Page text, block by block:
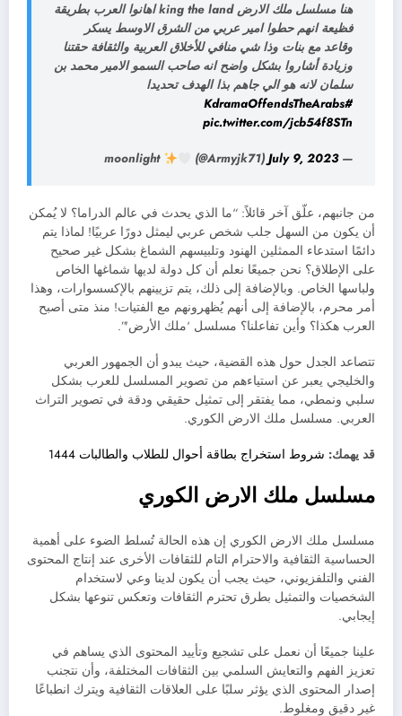
هنا مسلسل ملك الارض king the land اهانوا العرب بطريقة
فظيعة انهم حطوا امير عربي من الشرق الاوسط يسكر
وقاعد مع بنات وذا شي منافي للأخلاق العربية والثقافة حقتنا
وزيادة أشاروا بشكل واضح انه صاحب السمو الامير محمد بن
سلمان لانه هو الي جاهم بذا الهدف تحديدا
#KdramaOffendsTheArabs
pic.twitter.com/jcb54f8STn
— moonlight
(@Armyjk71) July 9, 2023
من جانبهم، علّق آخر قائلاً: “ما الذي يحدث في عالم الدراما؟ لا يُمكن
أن يكون من السهل جلب شخص عربي ليمثل دورًا عربيًا! لماذا يتم
دائمًا استدعاء الممثلين الهنود وتلبيسهم الشماغ بشكل غير صحيح
على الإطلاق؟ نحن جميعًا نعلم أن كل دولة لديها شماغها الخاص
ولباسها الخاص. وبالإضافة إلى ذلك، يتم تزيينهم بالإكسسوارات، وهذا
أمر محرم، بالإضافة إلى أنهم يُظهرونهم مع الفتيات! منذ متى أصبح
العرب هكذا؟ وأين تفاعلنا؟ مسلسل ‘ملك الأرض'”.
تتصاعد الجدل حول هذه القضية، حيث يبدو أن الجمهور العربي
والخليجي يعبر عن استياءهم من تصوير المسلسل للعرب بشكل
سلبي ونمطي، مما يفتقر إلى تمثيل حقيقي ودقة في تصوير التراث
العربي. مسلسل ملك الارض الكوري.
قد يهمك: شروط استخراج بطاقة أحوال للطلاب والطالبات 1444
مسلسل ملك الارض الكوري
مسلسل ملك الارض الكوري إن هذه الحالة تُسلط الضوء على أهمية
الحساسية الثقافية والاحترام التام للثقافات الأخرى عند إنتاج المحتوى
الفني والتلفزيوني، حيث يجب أن يكون لدينا وعي لاستخدام
الشخصيات والتمثيل بطرق تحترم الثقافات وتعكس تنوعها بشكل
إيجابي.
علينا جميعًا أن نعمل على تشجيع وتأييد المحتوى الذي يساهم في
تعزيز الفهم والتعايش السلمي بين الثقافات المختلفة، وأن نتجنب
إصدار المحتوى الذي يؤثر سلبًا على العلاقات الثقافية ويترك انطباعًا
غير دقيق ومغلوط.